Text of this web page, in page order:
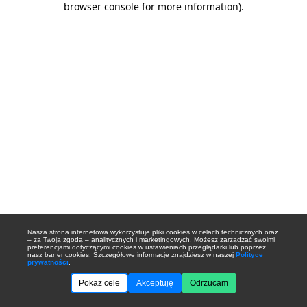
Nasza strona internetowa wykorzystuje pliki cookies w celach technicznych oraz
– za Twoją zgodą – analitycznych i marketingowych. Możesz zarządzać swoimi
preferencjami dotyczącymi cookies w ustawieniach przeglądarki lub poprzez
nasz baner cookies. Szczegółowe informacje znajdziesz w naszej Polityce
prywatności
Pokaż cele Akceptuję Odrzucam
browser console for more information).